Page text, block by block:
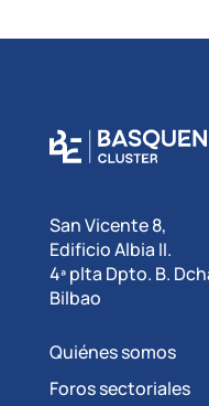
San Vicente 8,
Edificio Albia II.
4ª plta Dpto. B.
Bilbao
Quiénes somos
Foros sectoriales